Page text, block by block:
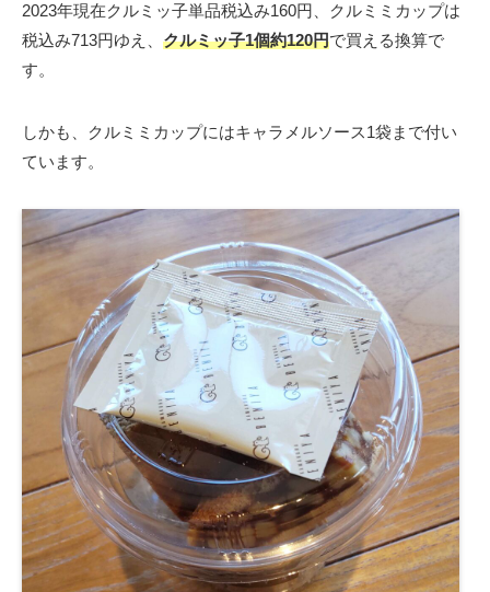
2023年現在クルミッ子単品税込み160円、クルミミカップは
税込み713円ゆえ、 クルミッ子1個約120円で買える換算で
す。
しかも、クルミミカップにはキャラメルソース1袋まで付い
ています。